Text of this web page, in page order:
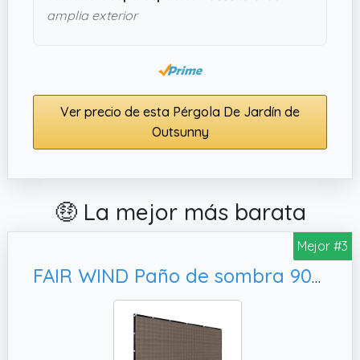
amplia exterior
Ver precio de esta Pérgola De Jardín de
Outsunny
🤑 La mejor más barata
Mejor #3
FAIR WIND Paño de sombra 90% Tela para el sol, color moca